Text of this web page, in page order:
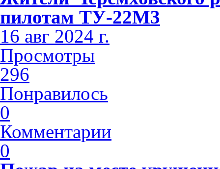
пилотам ТУ-22М3
16 авг 2024 г.
Просмотры
296
Понравилось
0
Комментарии
0